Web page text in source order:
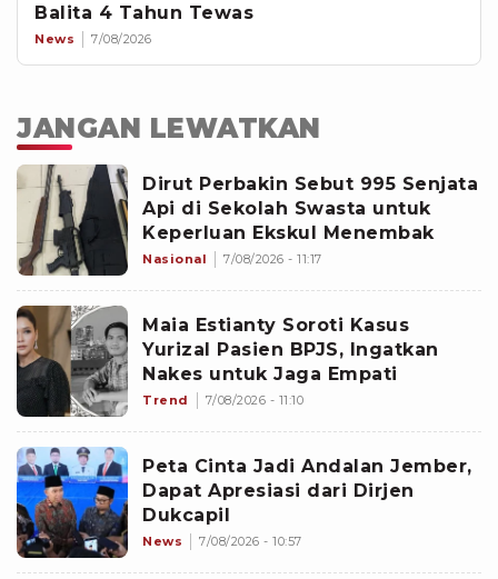
Balita 4 Tahun Tewas
News 7/08/2026
JANGAN LEWATKAN
Dirut Perbakin Sebut 995 Senjata
Api di Sekolah Swasta untuk
Keperluan Ekskul Menembak
Nasional 7/08/2026 - 11:17
Maia Estianty Soroti Kasus
Yurizal Pasien BPJS, Ingatkan
Nakes untuk Jaga Empati
Trend 7/08/2026 - 11:10
Peta Cinta Jadi Andalan Jember,
Dapat Apresiasi dari Dirjen
Dukcapil
News 7/08/2026 - 10:57